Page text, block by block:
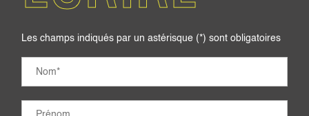
Les champs indiqués par un astérisque (*) sont obligatoires